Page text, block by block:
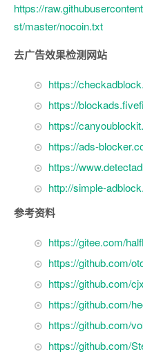
https://
st/master/nocoin.txt
去广告效果检测网站
https://
https://
https://
https://ads-
https://
http://simple-
参考资料
https://gitee.com/
https://github.com/
https://github.com/
https://github.com/
https://github.com/
https://github.com/